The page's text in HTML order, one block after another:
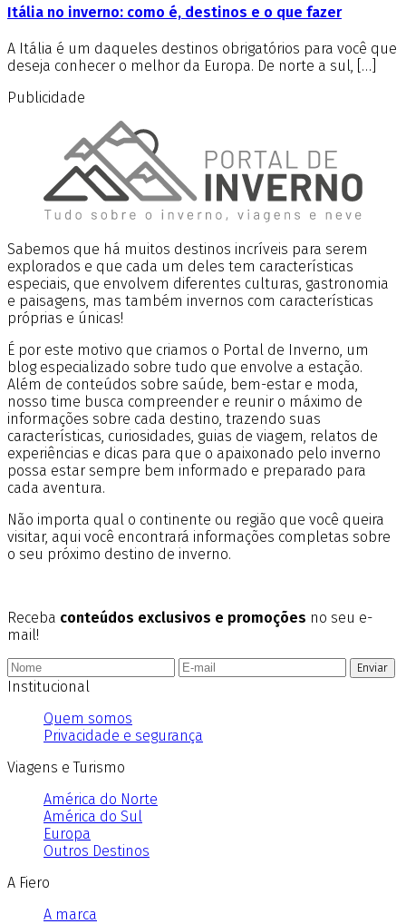
Itália no inverno: como é, destinos e o que fazer
A Itália é um daqueles destinos obrigatórios para você que
deseja conhecer o melhor da Europa. De norte a sul, […]
Publicidade
Sabemos que há muitos destinos incríveis para serem
explorados e que cada um deles tem características
especiais, que envolvem diferentes culturas, gastronomia
e paisagens, mas também invernos com características
próprias e únicas!
É por este motivo que criamos o Portal de Inverno, um
blog especializado sobre tudo que envolve a estação.
Além de conteúdos sobre saúde, bem-estar e moda,
nosso time busca compreender e reunir o máximo de
informações sobre cada destino, trazendo suas
características, curiosidades, guias de viagem, relatos de
experiências e dicas para que o apaixonado pelo inverno
possa estar sempre bem informado e preparado para
cada aventura.
Não importa qual o continente ou região que você queira
visitar, aqui você encontrará informações completas sobre
o seu próximo destino de inverno.
Receba conteúdos exclusivos e promoções no seu e-
mail!
Enviar
Institucional
Quem somos
Privacidade e segurança
Viagens e Turismo
América do Norte
América do Sul
Europa
Outros Destinos
A Fiero
A marca